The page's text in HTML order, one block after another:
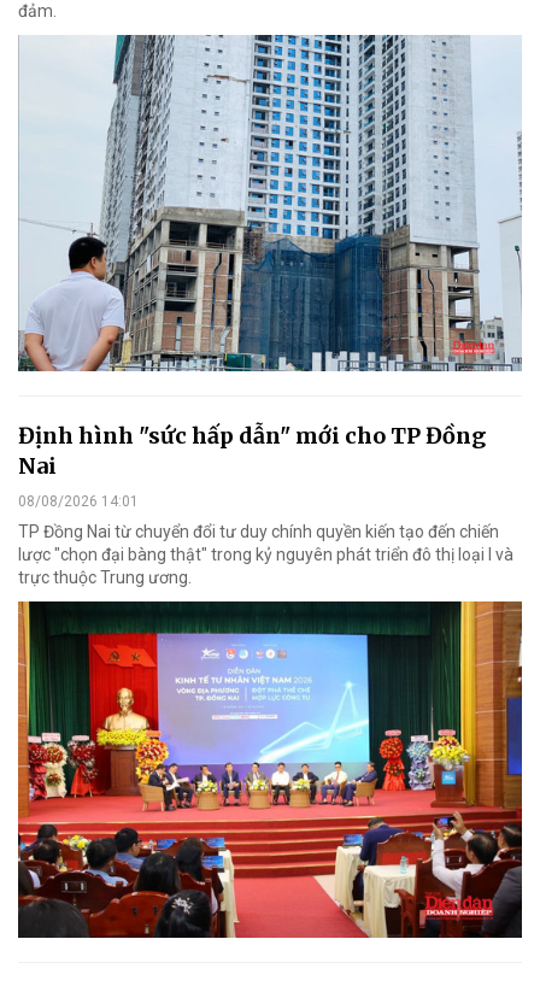
đảm.
Định hình "sức hấp dẫn" mới cho TP Đồng
Nai
08/08/2026 14:01
TP Đồng Nai từ chuyển đổi tư duy chính quyền kiến tạo đến chiến
lược "chọn đại bàng thật" trong kỷ nguyên phát triển đô thị loại I và
trực thuộc Trung ương.